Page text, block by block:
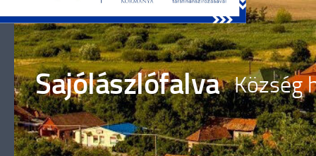
Skip to content
Sajólászlófalva Község